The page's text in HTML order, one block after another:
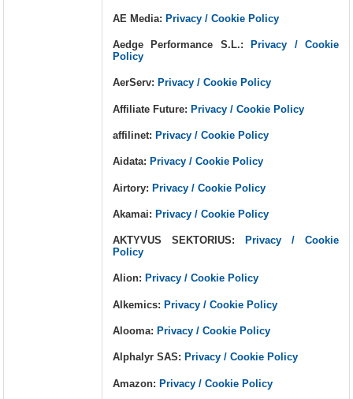
AE Media: Privacy / Cookie Policy
Aedge Performance S.L.:
Privacy / Cookie
Policy
AerServ: Privacy / Cookie Policy
Affiliate Future: Privacy / Cookie Policy
affilinet: Privacy / Cookie Policy
Aidata: Privacy / Cookie Policy
Airtory: Privacy / Cookie Policy
Akamai: Privacy / Cookie Policy
AKTYVUS SEKTORIUS:
Privacy / Cookie
Policy
Alion: Privacy / Cookie Policy
Alkemics: Privacy / Cookie Policy
Alooma: Privacy / Cookie Policy
Alphalyr SAS: Privacy / Cookie Policy
Amazon: Privacy / Cookie Policy